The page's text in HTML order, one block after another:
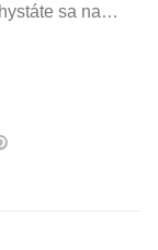
sa na…